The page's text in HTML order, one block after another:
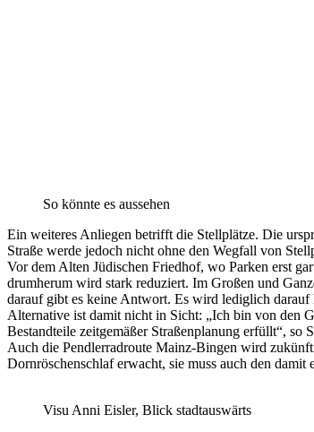
So könnte es aussehen
Ein weiteres Anliegen betrifft die Stellplätze. Die
Straße werde jedoch nicht ohne den Wegfall von
Vor dem Alten Jüdischen Friedhof, wo Parken erst
drumherum wird stark reduziert. Im Großen und
darauf gibt es keine Antwort. Es wird lediglich
Alternative ist damit nicht in Sicht: „Ich bin von den
Bestandteile zeitgemäßer Straßenplanung erfüllt“, so
Auch die Pendlerradroute Mainz-Bingen wird
Dornröschenschlaf erwacht, sie muss auch den
Visu Anni Eisler, Blick stadtauswärts